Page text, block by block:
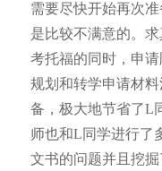
需要尽快开始再次
是比较不满意的。
考托福的同时，申
规划和转学申请材
备，极大地节省了L
师也和L同学进行了
文书的问题并且挖